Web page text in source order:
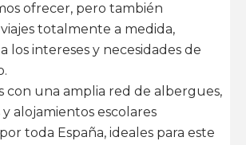
ofrecer, pero también
totalmente a medida,
los intereses y necesidades de
con una amplia red de albergues,
y alojamientos escolares
toda España, ideales para este